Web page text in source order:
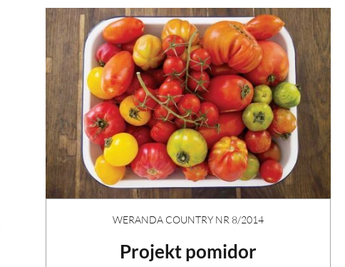
WERANDA COUNTRY NR 8/2014
Projekt pomidor